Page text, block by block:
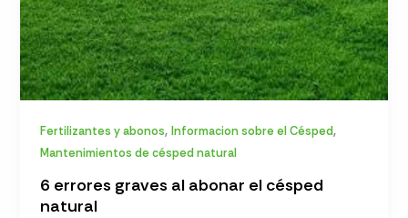
Fertilizantes y abonos,Informacion sobre el Césped,
Mantenimientos de césped natural
6 errores graves al abonar el césped
natural